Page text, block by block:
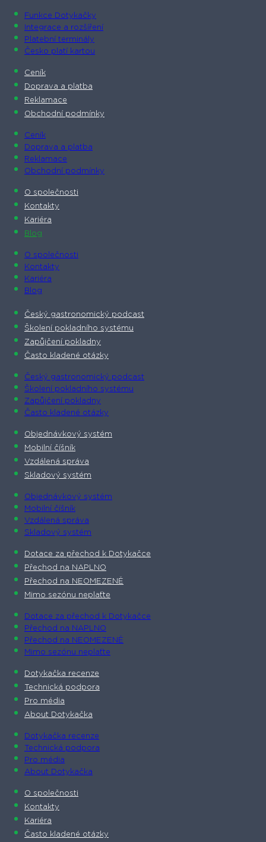
Funkce Dotykačky
Integrace a rozšíření
Platební terminály
Česko platí kartou
Ceník
Doprava a platba
Reklamace
Obchodní podmínky
Ceník
Doprava a platba
Reklamace
Obchodní podmínky
O společnosti​
Kontakty
Kariéra
Blog
O společnosti​
Kontakty
Kariéra
Blog
Český gastronomický podcast​
Školení pokladního systému
Zapůjčení pokladny
Často kladené otázky
Český gastronomický podcast​
Školení pokladního systému
Zapůjčení pokladny
Často kladené otázky
Objednávkový systém
Mobilní číšník
Vzdálená správa
Skladový systém
Objednávkový systém
Mobilní číšník
Vzdálená správa
Skladový systém
Dotace za přechod k Dotykačce
Přechod na NAPLNO
Přechod na NEOMEZENĚ
Mimo sezónu neplaťte
Dotace za přechod k Dotykačce
Přechod na NAPLNO
Přechod na NEOMEZENĚ
Mimo sezónu neplaťte
Dotykačka recenze
Technická podpora
Pro média
About Dotykačka
Dotykačka recenze
Technická podpora
Pro média
About Dotykačka
O společnosti
Kontakty
Kariéra
Často kladené otázky